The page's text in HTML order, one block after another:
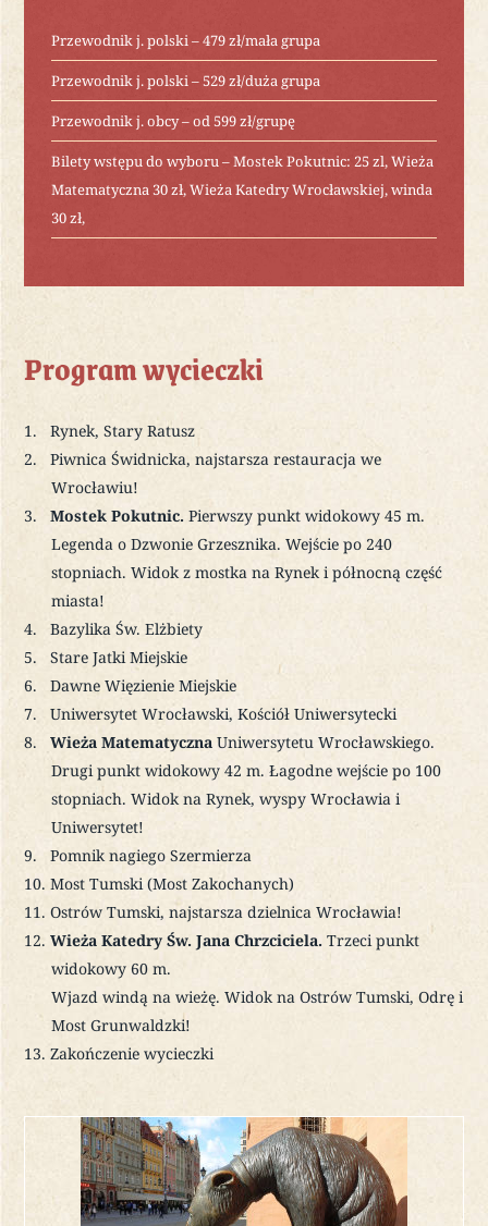
Przewodnik j. polski – 479 zł/mała grupa
Przewodnik j. polski – 529 zł/duża grupa
Przewodnik j. obcy – od 599 zł/grupę
Bilety wstępu do wyboru – Mostek Pokutnic: 25 zl, Wieża
Matematyczna 30 zł, Wieża Katedry Wrocławskiej, winda
30 zł,
Program wycieczki
Rynek, Stary Ratusz
Piwnica Świdnicka, najstarsza restauracja we
Wrocławiu!
Mostek Pokutnic.Pierwszy punkt widokowy 45 m.
Legenda o Dzwonie Grzesznika. Wejście po 240
stopniach. Widok z mostka na Rynek i północną część
miasta!
Bazylika Św. Elżbiety
Stare Jatki Miejskie
Dawne Więzienie Miejskie
Uniwersytet Wrocławski, Kościół Uniwersytecki
Wieża MatematycznaUniwersytetu Wrocławskiego.
Drugi punkt widokowy 42 m. Łagodne wejście po 100
stopniach. Widok na Rynek, wyspy Wrocławia i
Uniwersytet!
Pomnik nagiego Szermierza
Most Tumski (Most Zakochanych)
Ostrów Tumski, najstarsza dzielnica Wrocławia!
Wieża Katedry Św. Jana Chrzciciela.Trzeci punkt
widokowy 60 m.
Wjazd windą na wieżę. Widok na Ostrów Tumski, Odrę i
Most Grunwaldzki!
Zakończenie wycieczki